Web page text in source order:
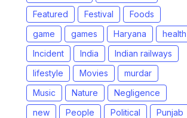
Featured
Festival
Foods
game
games Haryana
health
Incident
India
Indian railways
lifestyle
Movies
murdar
Music
Nature
Negligence
new
People Political
Punjab